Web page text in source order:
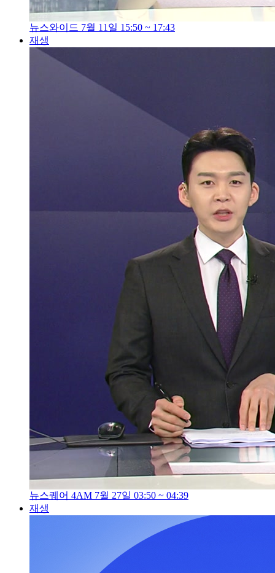
뉴스와이드 7월 11일 15:50 ~ 17:43
재생
뉴스퀘어 4AM 7월 27일 03:50 ~ 04:39
재생